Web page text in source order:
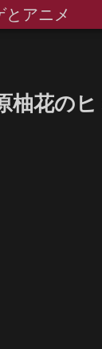
とアニメ
柚花の